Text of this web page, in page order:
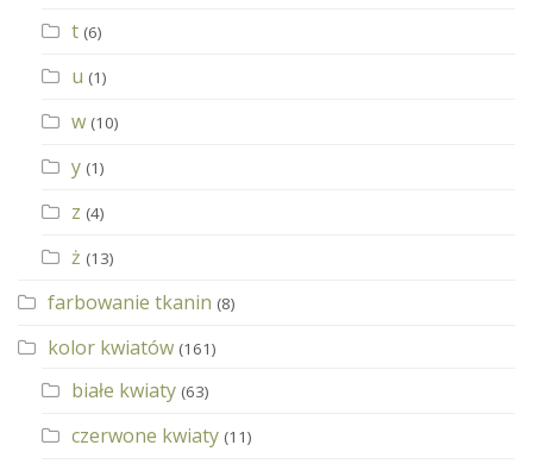
t (6)
u (1)
w (10)
y (1)
z (4)
ż (13)
farbowanie tkanin (8)
kolor kwiatów (161)
białe kwiaty (63)
czerwone kwiaty (11)